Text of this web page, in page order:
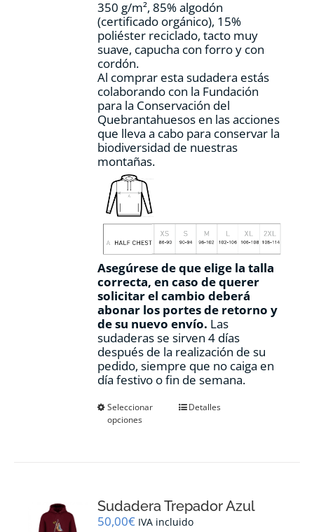
página
de
producto
350 g/m², 85% algodón
(certificado orgánico), 15%
poliéster reciclado, tacto muy
suave, capucha con forro y con
cordón.
Al comprar esta sudadera estás
colaborando con la Fundación
para la Conservación del
Quebrantahuesos en las acciones
que lleva a cabo para conservar la
biodiversidad de nuestras
montañas.
Asegúrese de que elige la talla
correcta, en caso de querer
solicitar el cambio deberá
abonar los portes de retorno y
de su nuevo envío. Las
sudaderas se sirven 4 días
después de la realización de su
pedido, siempre que no caiga en
día festivo o fin de semana.
Seleccionar
opciones
Este
se
pueden
Detalles
Sudadera Trepador Azul
50,00€ IVA incluido